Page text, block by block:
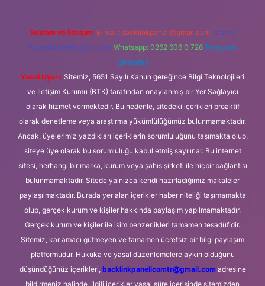
Reklam ve İletişim: E-mail: backlinkpaneli@gmail.com Teams:
forumhizmeti@gmail.com Whatsapp: 0262 606 0 726 Telegram:
@karabul
Yasal Uyarı: Sitemiz, 5651 Sayılı Kanun gereğince Bilgi Teknolojileri
ve İletişim Kurumu (BTK) tarafından onaylanmış bir Yer Sağlayıcı
olarak hizmet vermektedir. Bu nedenle, sitedeki içerikleri proaktif
olarak denetleme veya araştırma yükümlülüğümüz bulunmamaktadır.
Ancak, üyelerimiz yazdıkları içeriklerin sorumluluğunu taşımakta olup,
siteye üye olarak bu sorumluluğu kabul etmiş sayılırlar. Bu internet
sitesi, herhangi bir marka, kurum veya şahıs şirketi ile hiçbir bağlantısı
bulunmamaktadır. Sitede yalnızca kendi hazırladığımız makaleler
paylaşılmaktadır. Burada yer alan içerikler haber niteliği taşımamakta
olup, gerçek kurum ve kişiler hakkında paylaşım yapılmamaktadır.
Gerçek kurum ve kişiler ile isim benzerlikleri tamamen tesadüfidir.
Sitemiz, kar amacı gütmeyen ve tamamen ücretsiz bir bilgi paylaşım
platformudur. Hukuka ve yasal düzenlemelere aykırı olduğunu
düşündüğünüz içerikleri, backlinkpanelicomtr@gmail.comadresine
bildirmeniz halinde, ilgili içerikler yasal süre içerisinde sitemizden